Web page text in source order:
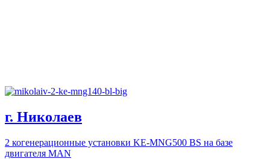
г. Николаев
2 когенерационные установки KE-MNG500 BS на базе
двигателя MAN